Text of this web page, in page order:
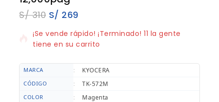
S/310 S/ 269
18 productos vendidos en los últimos 8 horas
¡Se vende rápido! ¡Terminado! 11 la gente
tiene en su carrito
MARCA : KYOCERA
CÓDIGO : TK-572M
COLOR : Magenta